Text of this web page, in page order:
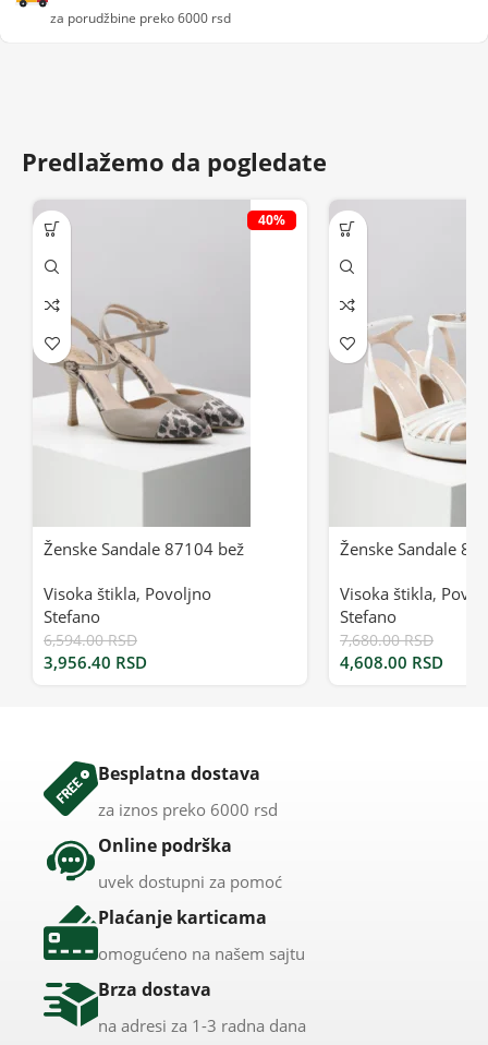
za porudžbine preko 6000 rsd
Predlažemo da pogledate
40%
Ženske Sandale 87104 bež
Visoka štikla, Povoljno
Stefano
6,594.00RSD
3,956.40 RSD
Ženske Sandale
Visoka štikla,
Stefano
7,680.00RSD
4,608.00 RSD
Besplatna dostava
za iznos preko 6000 rsd
Online podrška
uvek dostupni za pomoć
Plaćanje karticama
omogućeno na našem sajtu
Brza dostava
na adresi za 1-3 radna dana